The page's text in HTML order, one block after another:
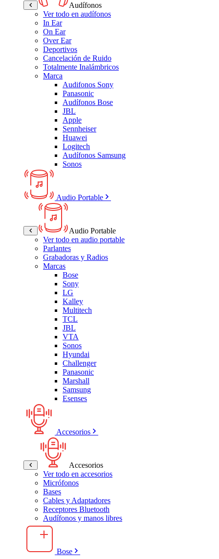
Audífonos
Ver todo en audífonos
In Ear
On Ear
Over Ear
Deportivos
Cancelación de Ruido
Totalmente Inalámbricos
Marca
Audifonos Sony
Panasonic
Audífonos Bose
JBL
Apple
Sennheiser
Huawei
Logitech
Audífonos Samsung
Sonos
Audio Portable
Audio Portable
Ver todo en audio portable
Parlantes
Grabadoras y Radios
Marcas
Bose
Sony
LG
Kalley
Multitech
TCL
JBL
VTA
Sonos
Hyundai
Challenger
Panasonic
Marshall
Samsung
Esenses
Accesorios
Accesorios
Ver todo en accesorios
Micrófonos
Bases
Cables y Adaptadores
Receptores Bluetooth
Audífonos y manos libres
Bose